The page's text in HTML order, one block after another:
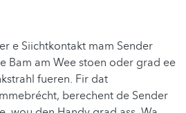
e Siichtkontakt mam Sender
Bam am Wee stoen oder grad ee
fueren. Fir dat
berechent de Sender